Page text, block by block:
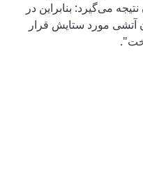
می‌گیرد: بنابراین در
مورد ستایش قرار